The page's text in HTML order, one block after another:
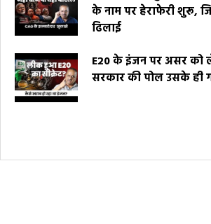
के नाम पर हेराफेरी शुरू,
ढिलाई
E20 के इंजन पर असर को
सरकार की पोल उसके ही